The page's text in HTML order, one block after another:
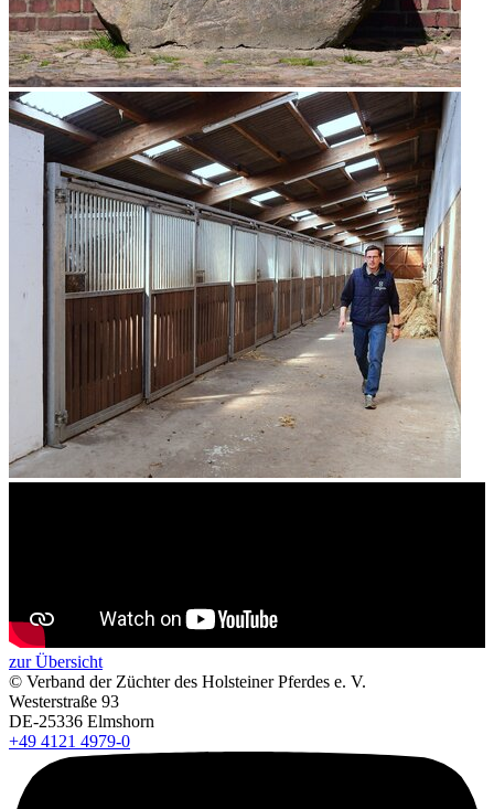
+
–
⇧
zur Übersicht
© Verband der Züchter des Holsteiner Pferdes e. V.
Westerstraße 93
DE-25336 Elmshorn
+49 4121 4979-0